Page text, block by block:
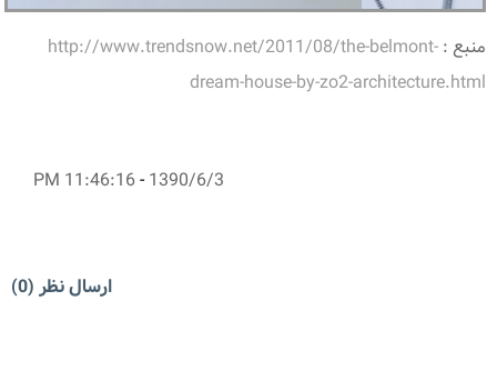
منبع :http://www.trendsnow.net/2011/08/the-belmont-
dream-house-by-zo2-architecture.html
1390/6/3
-
11:46:16 PM
ارسال نظر (0)